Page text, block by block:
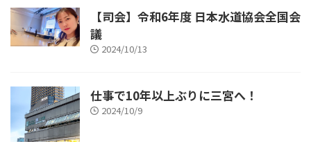
【司会】令和6年度 日本水道協会全国会
議
2024/10/13
仕事で10年以上ぶりに三宮へ！
2024/10/9